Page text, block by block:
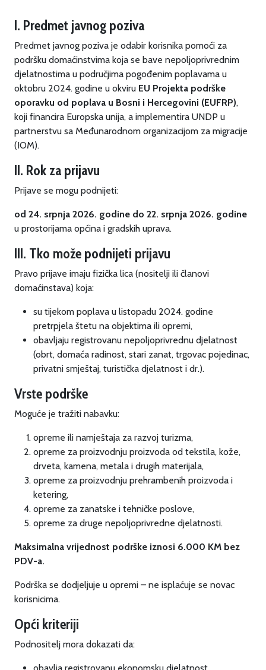
I. Predmet javnog poziva
Predmet javnog poziva je odabir korisnika pomoći za
podršku domaćinstvima koja se bave nepoljoprivrednim
djelatnostima u područjima pogođenim poplavama u
oktobru 2024. godine u okviru EU Projekta podrške
oporavku od poplava u Bosni i Hercegovini (EUFRP),
koji financira Europska unija, a implementira UNDP u
partnerstvu sa Međunarodnom organizacijom za migracije
(IOM).
II. Rok za prijavu
Prijave se mogu podnijeti:
od 24. srpnja 2026. godine do 22. srpnja 2026. godine
u prostorijama općina i gradskih uprava.
III. Tko može podnijeti prijavu
Pravo prijave imaju fizička lica (nositelji ili članovi
domaćinstava) koja:
su tijekom poplava u listopadu 2024. godine
pretrpjela štetu na objektima ili opremi,
obavljaju registrovanu nepoljoprivrednu djelatnost
(obrt, domaća radinost, stari zanat, trgovac pojedinac,
privatni smještaj, turistička djelatnost i dr.).
Vrste podrške
Moguće je tražiti nabavku:
opreme ili namještaja za razvoj turizma,
opreme za proizvodnju proizvoda od tekstila, kože,
drveta, kamena, metala i drugih materijala,
opreme za proizvodnju prehrambenih proizvoda i
ketering,
opreme za zanatske i tehničke poslove,
opreme za druge nepoljoprivredne djelatnosti.
Maksimalna vrijednost podrške iznosi 6.000 KM bez
PDV-a.
Podrška se dodjeljuje u opremi – ne isplaćuje se novac
korisnicima.
Opći kriteriji
Podnositelj mora dokazati da: